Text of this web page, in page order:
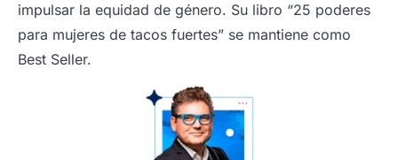
impulsar la equidad de género. Su libro “25 poderes
para mujeres de tacos fuertes” se mantiene como
Best Seller.